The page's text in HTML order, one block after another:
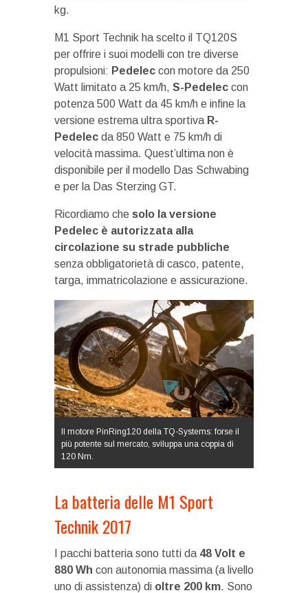
kg.
M1 Sport Technik ha scelto il TQ120S
per offrire i suoi modelli con tre diverse
propulsioni: Pedelec con motore da 250
Watt limitato a 25 km/h, S-Pedelec con
potenza 500 Watt da 45 km/h e infine la
versione estrema ultra sportiva R-
Pedelec da 850 Watt e 75 km/h di
velocità massima. Quest’ultima non è
disponibile per il modello Das Schwabing
e per la Das Sterzing GT.
Ricordiamo che solo la versione
Pedelec è autorizzata alla
circolazione su strade pubbliche
senza obbligatorietà di casco, patente,
targa, immatricolazione e assicurazione.
Il motore PinRing120 della TQ-Systems: forse il
più potente sul mercato, sviluppa una coppia di
120 Nm.
La batteria delle M1 Sport
Technik 2017
I pacchi batteria sono tutti da 48 Volt e
880 Wh con autonomia massima (a livello
uno di assistenza) di oltre 200 km. Sono